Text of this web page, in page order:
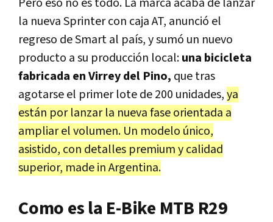
Pero eso no es todo. La marca acaba de lanzar
la nueva Sprinter con caja AT, anunció el
regreso de Smart al país, y sumó un nuevo
producto a su producción local:una bicicleta
fabricada en Virrey del Pino, que tras
agotarse el primer lote de 200 unidades,ya
están por lanzar la nueva fase orientada a
ampliar el volumen. Un modelo único,
asistido, con detalles premium y calidad
superior, made in Argentina.
Como es la E-Bike MTB R29